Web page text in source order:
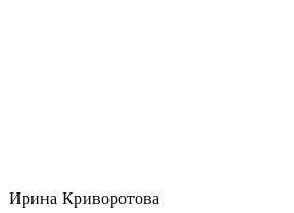
Ирина Криворотова